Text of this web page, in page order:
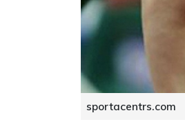
sportacentrs.com